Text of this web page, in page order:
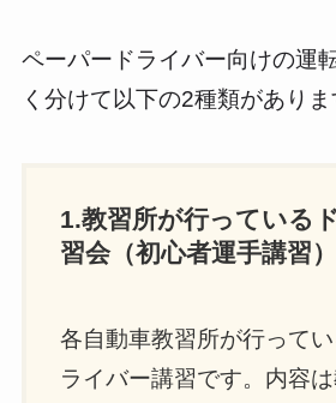
ペーパードライバー向けの運
く分けて以下の2種類がありま
1.教習所が行っている
習会（初心者運手講習）
各自動車教習所が行って
ライバー講習です。内容